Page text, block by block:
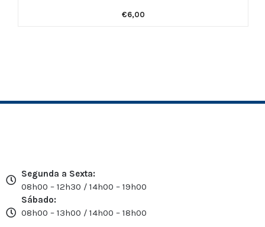
€6,00
Segunda a Sexta:
08h00 – 12h30 / 14h00 – 19h00
Sábado:
08h00 – 13h00 / 14h00 – 18h00